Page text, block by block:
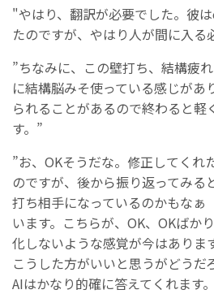
"やはり、翻訳が必要でした。彼
たのですが、やはり人が間に入る
”ちなみに、この壁打ち、結構疲
に結構脳みそ使っている感じがあ
られることがあるので終わると軽
す。”
”お、OKそうだな。修正してくれ
のですが、後から振り返ってみる
打ち相手になっているのかもなぁ
います。こちらが、OK、OKばか
化しないような感覚が今はありま
こうした方がいいと思うがどうだ
AIはかなり的確に答えてくれます